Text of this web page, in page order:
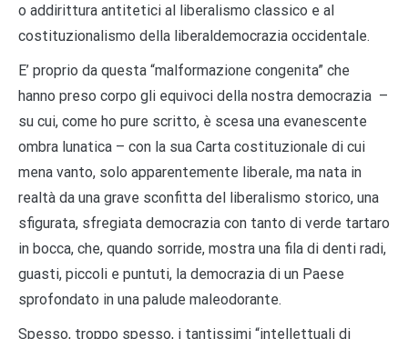
o addirittura antitetici al liberalismo classico e al
costituzionalismo della liberaldemocrazia occidentale.
E’ proprio da questa “malformazione congenita” che
hanno preso corpo gli equivoci della nostra democrazia –
su cui, come ho pure scritto, è scesa una evanescente
ombra lunatica – con la sua Carta costituzionale di cui
mena vanto, solo apparentemente liberale, ma nata in
realtà da una grave sconfitta del liberalismo storico, una
sfigurata, sfregiata democrazia con tanto di verde tartaro
in bocca, che, quando sorride, mostra una fila di denti radi,
guasti, piccoli e puntuti, la democrazia di un Paese
sprofondato in una palude maleodorante.
Spesso, troppo spesso, i tantissimi “intellettuali di